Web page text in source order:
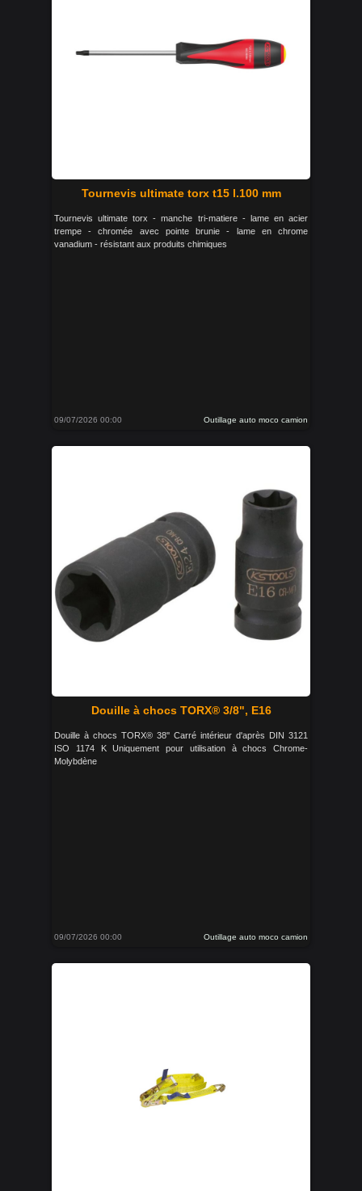
Tournevis ultimate torx t15 l.100 mm
Tournevis ultimate torx - manche tri-matiere - lame en acier
trempe - chromée avec pointe brunie - lame en chrome
vanadium - résistant aux produits chimiques
09/07/2026 00:00 Outillage auto moco camion
Douille à chocs TORX® 3/8", E16
Douille à chocs TORX® 38'' Carré intérieur d'après DIN 3121
ISO 1174 K Uniquement pour utilisation à chocs Chrome-
Molybdène
09/07/2026 00:00 Outillage auto moco camion